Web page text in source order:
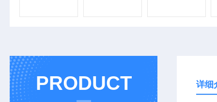
PRODUCT 详细